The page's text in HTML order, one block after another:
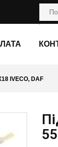
IVECO, DAF